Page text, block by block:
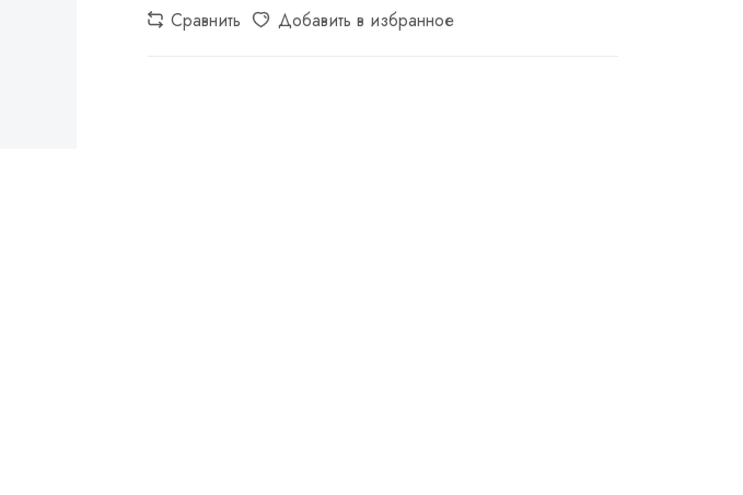
Сравнить Добавить в избранное